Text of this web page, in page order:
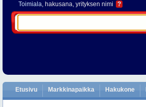
Toimiala, hakusana, yrityksen nimi ?
Etusivu Markkinapaikka Hakukone